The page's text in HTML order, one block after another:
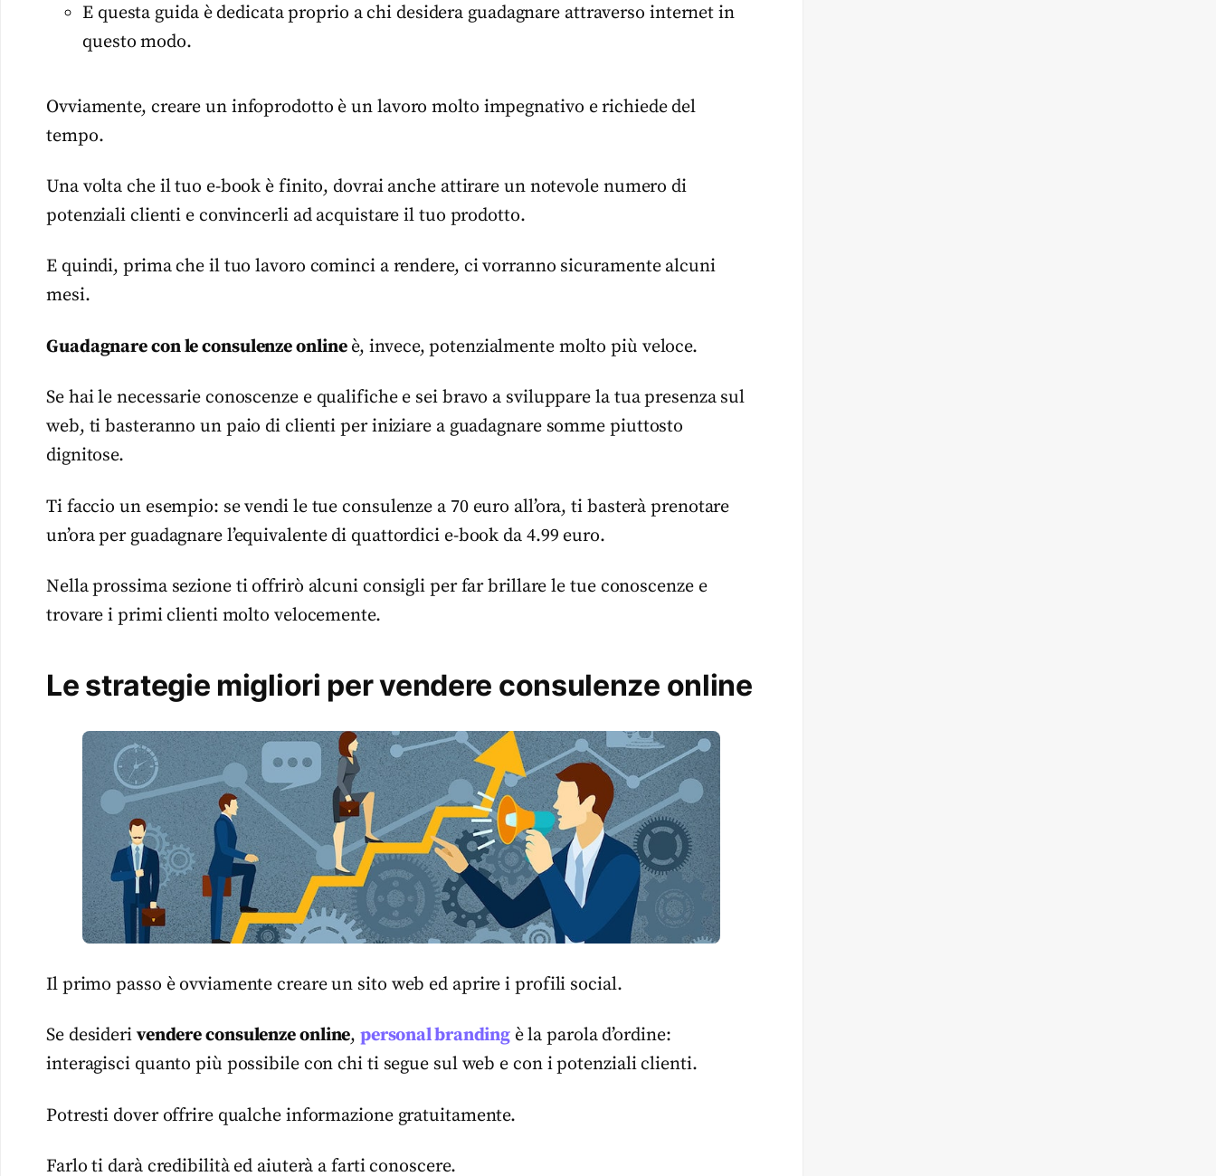
E questa guida è dedicata proprio a chi desidera guadagnare attraverso internet in
questo modo.
Ovviamente, creare un infoprodotto è un lavoro molto impegnativo e richiede del
tempo.
Una volta che il tuo e-book è finito, dovrai anche attirare un notevole numero di
potenziali clienti e convincerli ad acquistare il tuo prodotto.
E quindi, prima che il tuo lavoro cominci a rendere, ci vorranno sicuramente alcuni
mesi.
Guadagnare con le consulenze onlineè, invece, potenzialmente molto più veloce.
Se hai le necessarie conoscenze e qualifiche e sei bravo a sviluppare la tua presenza sul
web, ti basteranno un paio di clienti per iniziare a guadagnare somme piuttosto
dignitose.
Ti faccio un esempio: se vendi le tue consulenze a 70 euro all’ora, ti basterà prenotare
un’ora per guadagnare l’equivalente di quattordici e-book da 4.99 euro.
Nella prossima sezione ti offrirò alcuni consigli per far brillare le tue conoscenze e
trovare i primi clienti molto velocemente.
Le strategie migliori per vendere consulenze online
Il primo passo è ovviamente creare un sito web ed aprire i profili social.
Se desideri vendere consulenze online,personal brandingè la parola d’ordine:
interagisci quanto più possibile con chi ti segue sul web e con i potenziali clienti.
Potresti dover offrire qualche informazione gratuitamente.
Farlo ti darà credibilità ed aiuterà a farti conoscere.